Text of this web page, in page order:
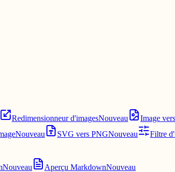
Redimensionneur d'imagesNouveau Image
Nouveau SVG vers PNGNouveau Filtre
Nouveau Aperçu MarkdownNouveau